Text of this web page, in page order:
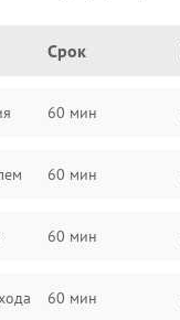
Срок
60 мин
60 мин
60 мин
60 мин